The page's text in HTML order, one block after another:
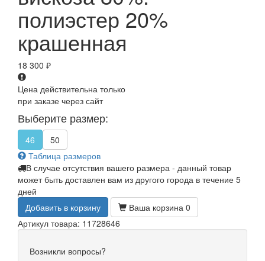
полиэстер 20%
крашенная
18 300 ₽
Цена действительна только
при заказе через сайт
Выберите размер:
46
50
Таблица размеров
В случае отсутствия вашего размера - данный товар
может быть доставлен вам из другого города в течение 5
дней
Добавить в корзину
Ваша корзина 0
Артикул товара: 11728646
Возникли вопросы?